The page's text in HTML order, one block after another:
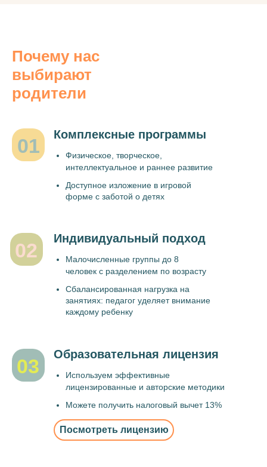
Физическое, творческое,
интеллектуальное и раннее развитие
Малочисленные группы до 8
человек с разделением по возрасту
Используем эффективные
лицензированные и авторские методики
Комплексные программы
Индивидуальный подход
Образовательная лицензия
Почему нас
выбирают
родители
01
02
03
Доступное изложение в игровой
форме с заботой о детях
Сбалансированная нагрузка на
занятиях: педагог уделяет внимание
каждому ребенку
Можете получить налоговый вычет 13%
Посмотреть лицензию